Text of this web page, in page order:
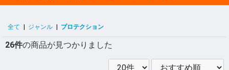
全て ジャンル プロテクション
26件の商品が見つかりました